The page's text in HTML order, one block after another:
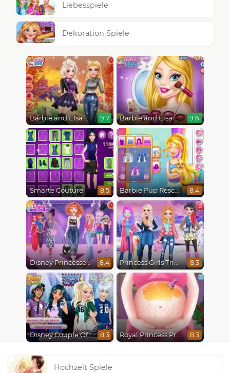
Liebesspiele
Dekoration Spiele
Barbie and Elsa Autumn Patterns 9.7 Barbie and Elsa BFFs 9.6
Smarte Couture 8.5 Barbie Pup Rescue 8.4
Disney Princesses Runway Show 8.4 Princess Girls Trip To Aspen 8.3
Disney Couple Of The Year 8.3 Royal Princess Pregnant 8.3
Hochzeit Spiele